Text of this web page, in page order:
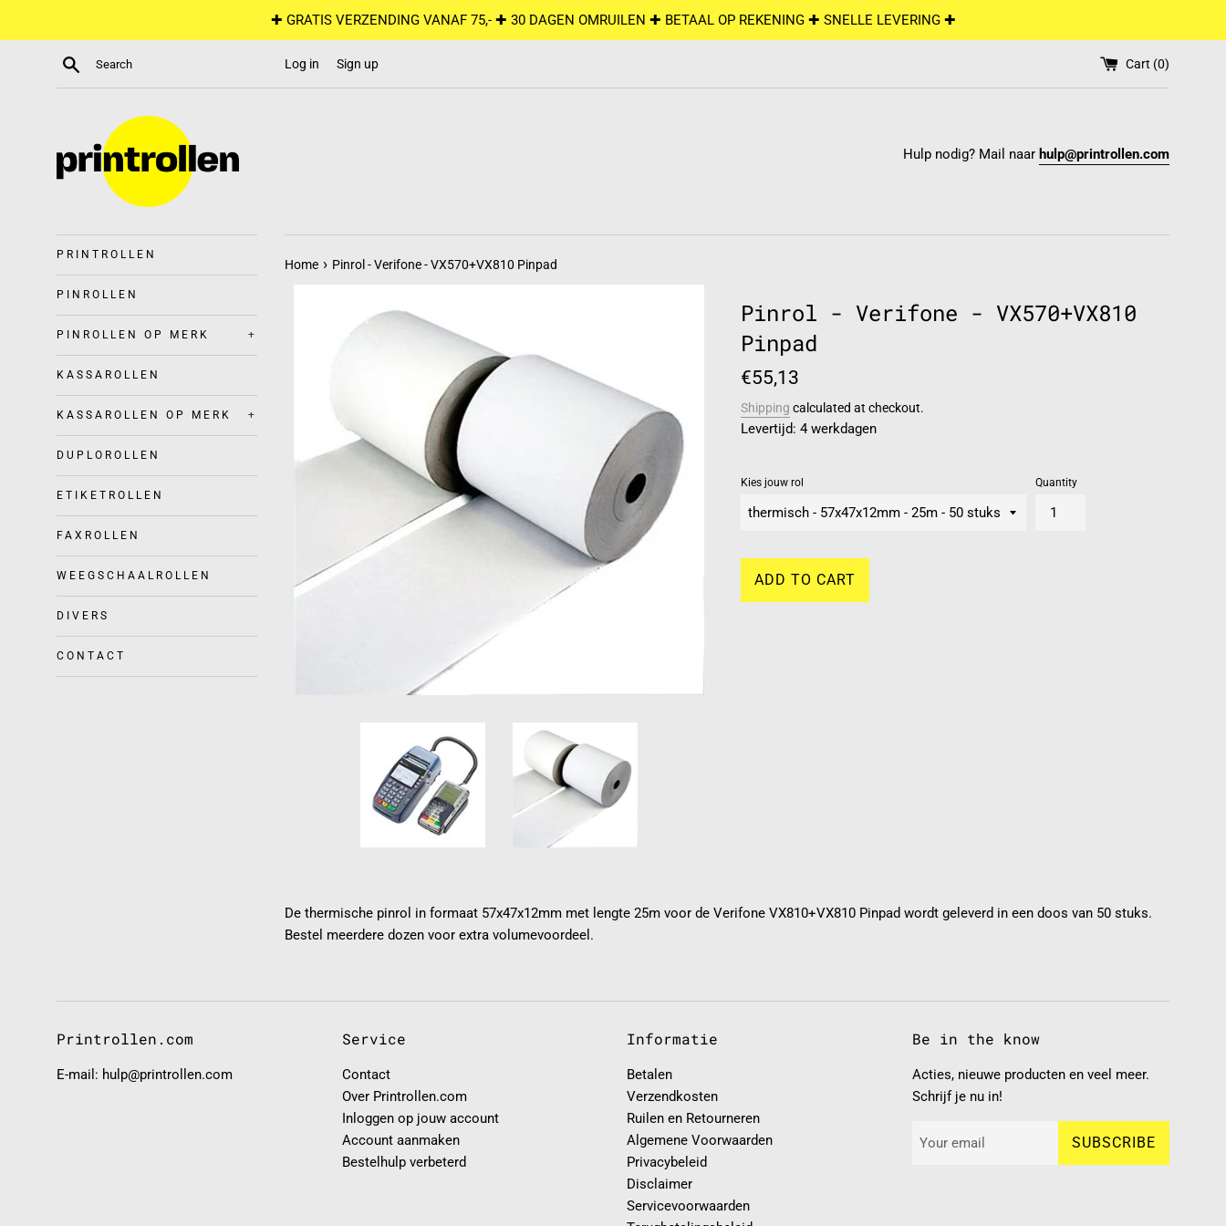
✚ GRATIS VERZENDING VANAF 75,- ✚ 30 DAGEN OMRUILEN ✚ BETAAL OP REKENING ✚ SNELLE LEVERING ✚
Search Log in Sign up Cart (0)
Hulp nodig? Mail naar hulp@printrollen.com
PRINTROLLEN
PINROLLEN
PINROLLEN OP MERK +
KASSAROLLEN
KASSAROLLEN OP MERK +
DUPLOROLLEN
ETIKETROLLEN
FAXROLLEN
WEEGSCHAALROLLEN
DIVERS
CONTACT
Home › Pinrol - Verifone - VX570+VX810 Pinpad
Pinrol - Verifone - VX570+VX810
Pinpad
Regular
€55,13
Shipping calculated at checkout.
Levertijd: 4 werkdagen
Kies jouw rol Quantity
ADD TO CART
De thermische pinrol in formaat 57x47x12mm met lengte 25m voor de Verifone VX810+VX810 Pinpad wordt geleverd in een doos van 50 stuks.
Bestel meerdere dozen voor extra volumevoordeel.
Printrollen.com
E-mail: hulp@printrollen.com
Service
Contact
Over Printrollen.com
Inloggen op jouw account
Account aanmaken
Bestelhulp verbeterd
Informatie
Betalen
Verzendkosten
Ruilen en Retourneren
Algemene Voorwaarden
Privacybeleid
Disclaimer
Servicevoorwaarden
Be in the know
Acties, nieuwe producten en veel meer.
Schrijf je nu in!
SUBSCRIBE